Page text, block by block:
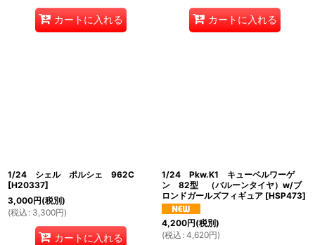
カートに入れる カートに入れる
1/24 シェル ポルシェ 962C
[H20337]
3,000円(税別)
(税込 : 3,300円)
カートに入れる
1/24 Pkw.K1 キューベルワーゲ
ン 82型 （バルーンタイヤ）w/ブ
ロンドガールズフィギュア [HSP473]
4,200円(税別)
(税込 : 4,620円)